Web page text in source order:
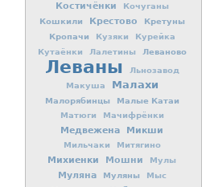
Костичёнки Кочуганы
Кошкили Крестово
Кретуны
Кропачи
Кузяки
Курейка
Кутаёнки
Лалетины Леваново
Леваны
Льнозавод
Макуша
Малахи
Малорябинцы Малые Катаи
Матюги Мачифрёнки
Медвежена Микши
Мильчаки Митягино
Михиенки Мошни Мулы
Муляна Муляны Мыс